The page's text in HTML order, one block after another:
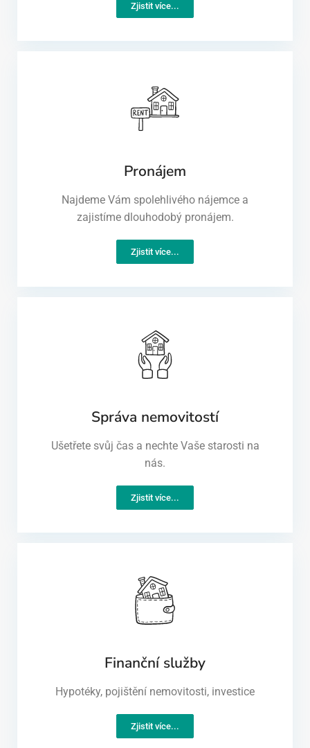
Zjistit více...
Pronájem
Najdeme Vám spolehlivého nájemce a
zajistíme dlouhodobý pronájem.
Zjistit více...
Správa nemovitostí
Ušetřete svůj čas a nechte Vaše starosti na
nás.
Zjistit více...
Finanční služby
Hypotéky, pojištění nemovitosti, investice
Zjistit více...